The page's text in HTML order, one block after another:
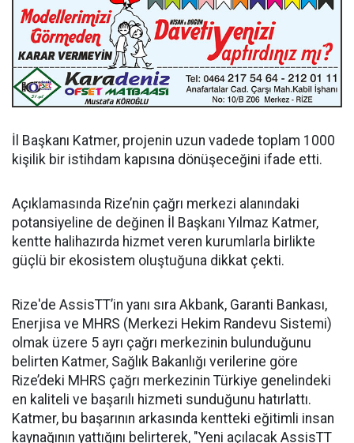
İl Başkanı Katmer, projenin uzun vadede toplam 1000
kişilik bir istihdam kapısına dönüşeceğini ifade etti.
Açıklamasında Rize’nin çağrı merkezi alanındaki
potansiyeline de değinen İl Başkanı Yılmaz Katmer,
kentte halihazırda hizmet veren kurumlarla birlikte
güçlü bir ekosistem oluştuğuna dikkat çekti.
Rize'de AssisTT’in yanı sıra Akbank, Garanti Bankası,
Enerjisa ve MHRS (Merkezi Hekim Randevu Sistemi)
olmak üzere 5 ayrı çağrı merkezinin bulunduğunu
belirten Katmer, Sağlık Bakanlığı verilerine göre
Rize’deki MHRS çağrı merkezinin Türkiye genelindeki
en kaliteli ve başarılı hizmeti sunduğunu hatırlattı.
Katmer, bu başarının arkasında kentteki eğitimli insan
kaynağının yattığını belirterek, "Yeni açılacak AssisTT